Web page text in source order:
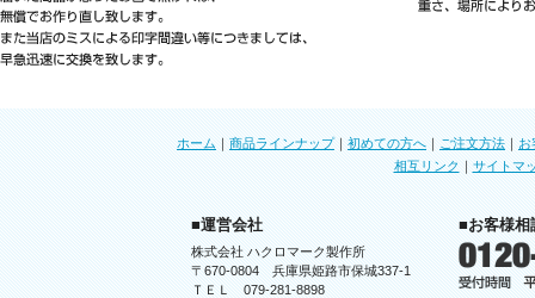
ホーム ｜ 商品ラインナップ｜ 初めての方へ ｜ ご注文方法 ｜ お
相互リンク ｜ サイトマ
■運営会社
株式会社 ハクロマーク製作所
〒670-0804 兵庫県姫路市保城337-1
ＴＥＬ 079-281-8898
■お客様相